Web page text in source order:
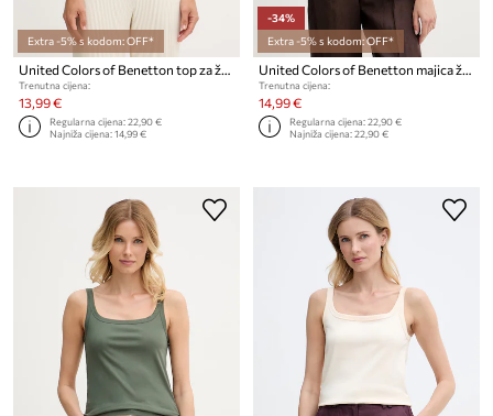
Extra -5% s kodom: OFF*
Trenutna cijena:
13,99 €
Regularna cijena:22,90 €
Najniža cijena:14,99 €
-34%
Extra -5% s kodom: OFF*
Trenutna cijena:
14,99 €
Regularna cijena:22,90 €
Najniža cijena:22,90 €